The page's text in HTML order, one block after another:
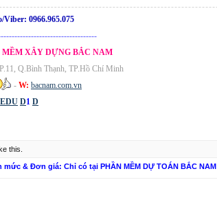
Viber: 0966.965.075
MỀM XÂY DỰNG BẮC NAM
Q.Bình Thạnh, TP.Hồ Chí Minh
- W: bacnam.com.vn
EDU D1 D
this.
& Đơn giá: Chỉ có tại PHẦN MỀM DỰ TOÁN BẮC NAM